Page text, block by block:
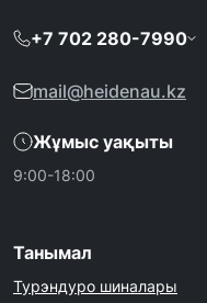
+7 702 280-7990
mail@heidenau.kz
Жұмыс уақыты
9:00-18:00
Танымал
Турэндуро шиналары